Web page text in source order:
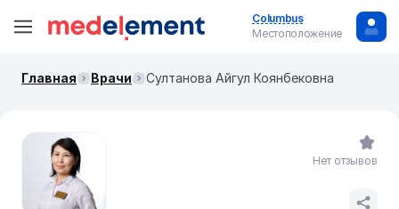
Columbus
Местоположение
Главная Врачи Султанова Айгул Коянбековна
Нет отзывов